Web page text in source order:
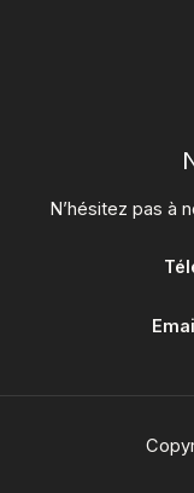
N’hésitez pas à